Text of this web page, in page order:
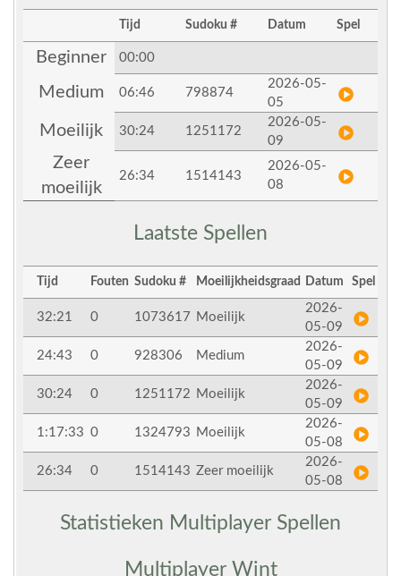
Tijd Sudoku # Datum Spel
Beginner 00:00
Medium 06:46 798874
2026-05-
05
Moeilijk 30:24 1251172
2026-05-
09
Zeer
moeilijk
26:34 1514143
2026-05-
08
Laatste Spellen
Tijd Fouten Sudoku # Moeilijkheidsgraad Datum Spel
32:21 0 1073617 Moeilijk
2026-
05-09
24:43 0 928306 Medium
2026-
05-09
30:24 0 1251172 Moeilijk
2026-
05-09
1:17:33 0 1324793 Moeilijk
2026-
05-08
26:34 0 1514143 Zeer moeilijk
2026-
05-08
Statistieken Multiplayer Spellen
Multiplayer Wint